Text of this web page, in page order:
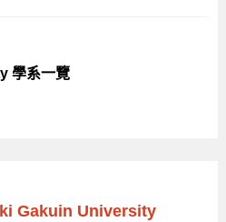
學系一覽
Gakuin University